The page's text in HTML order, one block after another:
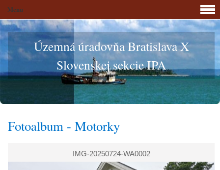
Územná úradovňa Bratislava X
Slovenskej sekcie IPA
Fotoalbum - Motorky
IMG-20250724-WA0002
Menu